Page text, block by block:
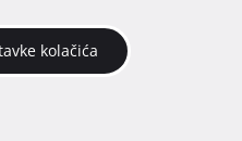
kolačića